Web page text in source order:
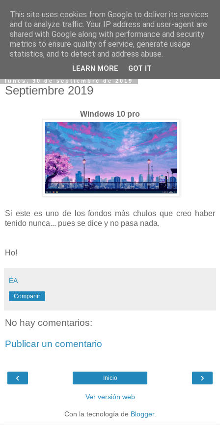
lunes, 30 de septiembre de 2019
Septiembre 2019
Windows 10 pro
Si este es uno de los fondos más chulos que creo haber
tenido nunca... pues se dice y no pasa nada.
Ho!
ÉA
Compartir
No hay comentarios:
Publicar un comentario
‹ ›
Inicio
Ver versión web
Con la tecnología de Blogger.
This site uses cookies from Google to deliver its services
and to analyze traffic. Your IP address and user-agent are
shared with Google along with performance and security
metrics to ensure quality of service, generate usage
statistics, and to detect and address abuse.
LEARN MORE GOT IT